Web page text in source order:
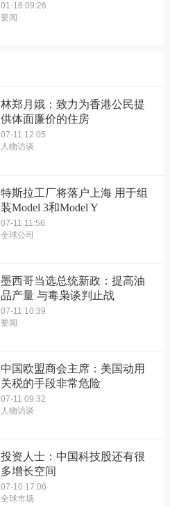
01-16 09:26
要闻
林郑月娥：致力为香港公民提
供体面廉价的住房
07-11 12:05
人物访谈
特斯拉工厂将落户上海 用于组
装Model 3和Model Y
07-11 11:56
全球公司
墨西哥当选总统新政：提高油
品产量 与毒枭谈判止战
07-11 10:39
要闻
中国欧盟商会主席：美国动用
关税的手段非常危险
07-11 09:32
人物访谈
投资人士：中国科技股还有很
多增长空间
07-10 17:06
全球市场